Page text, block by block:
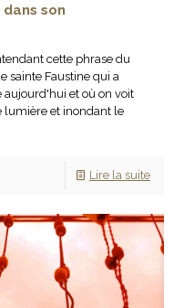
son
cette phrase du
sainte Faustine qui a
et où on voit
lumière et inondant le
Lire la suite